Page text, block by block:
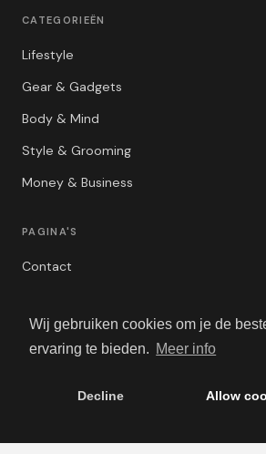
Wij gebruiken cookies om je de
ervaring te bieden. Meer info
Decline Allow
CATEGORIEËN
Lifestyle
Gear & Gadgets
Body & Mind
Style & Grooming
Money & Business
PAGINA'S
Contact
Algemene Voorwaarden
Adverteren